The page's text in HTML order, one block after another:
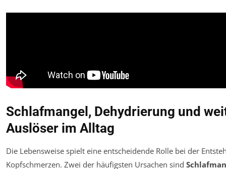
Schlafmangel, Dehydrierung und
Auslöser im Alltag
Die Lebensweise spielt eine entscheidende Rolle bei der
Kopfschmerzen. Zwei der häufigsten Ursachen sind